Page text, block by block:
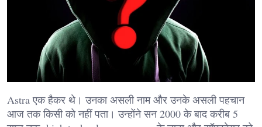
Astra एक हैकर थे। उनका असली नाम और उनके असली पहचान
आज तक किसी को नहीं पता। उन्होंने सन 2000 के बाद करीब 5